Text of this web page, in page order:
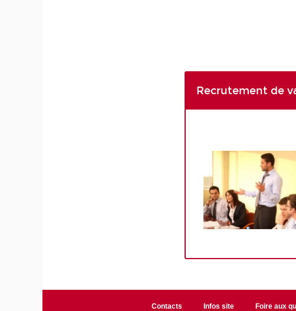
Recrutement de
Contacts Infos site Foire aux